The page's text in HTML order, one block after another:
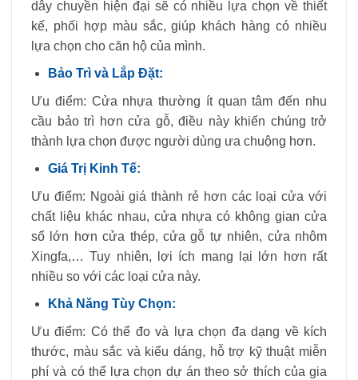
dây chuyền hiện đại sẽ có nhiều lựa chọn về thiết
kế, phối hợp màu sắc, giúp khách hàng có nhiều
lựa chọn cho căn hộ của mình.
Bảo Trì và Lắp Đặt:
Ưu điểm: Cửa nhựa thường ít quan tâm đến nhu
cầu bảo trì hơn cửa gỗ, điều này khiến chúng trở
thành lựa chọn được người dùng ưa chuộng hơn.
Giá Trị Kinh Tế:
Ưu điểm: Ngoài giá thành rẻ hơn các loại cửa với
chất liệu khác nhau, cửa nhựa có không gian cửa
sổ lớn hơn cửa thép, cửa gỗ tự nhiên, cửa nhôm
Xingfa,… Tuy nhiên, lợi ích mang lại lớn hơn rất
nhiều so với các loại cửa này.
Khả Năng Tùy Chọn:
Ưu điểm: Có thể đo và lựa chọn đa dạng về kích
thước, màu sắc và kiểu dáng, hỗ trợ kỹ thuật miễn
phí và có thể lựa chọn dự án theo sở thích của gia